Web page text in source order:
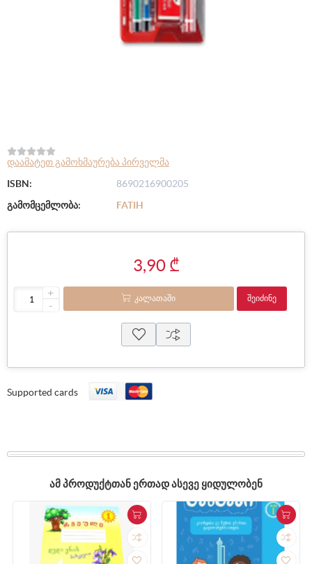
დაამატეთ გამოხმაურება პირველმა
ISBN:
8690216900205
გამომცემლობა:
FATIH
3,90 ₾
+
-
ᲙᲐᲚᲐᲗᲐᲨᲘ ᲨᲔᲘᲫᲘᲜᲔ
Supported cards
ᲐᲛ ᲞᲠᲝᲓᲣᲥᲢᲗᲐᲜ ᲔᲠᲗᲐᲓ ᲐᲡᲔᲕᲔ ᲧᲘᲓᲣᲚᲝᲑᲔᲜ